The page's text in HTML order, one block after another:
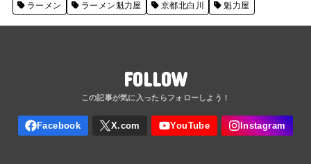
ラーメン
ラーメン魁力屋 京都北白川 魁力屋
FOLLOW